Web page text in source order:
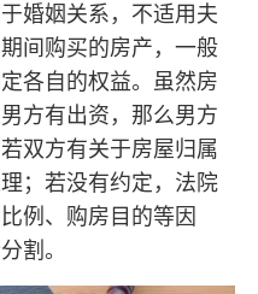
婚姻关系，不适用夫
间购买的房产，一般
各自的权益。虽然房
方有出资，那么男方
双方有关于房屋归属
；若没有约定，法院
例、购房目的等因
割。